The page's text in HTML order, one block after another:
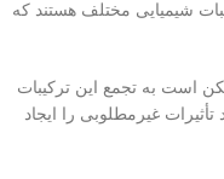
شیمیایی مختلف هستند که
است به تجمع این ترکیبات
غیرمطلوبی را ایجاد